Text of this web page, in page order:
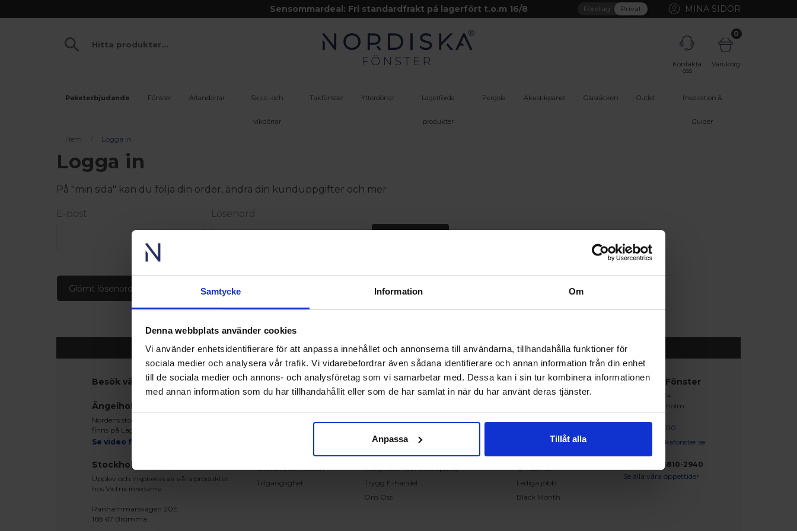
Samtycke Information Om
Denna webbplats använder cookies
Vi använder enhetsidentifierare för att anpassa innehållet och annonserna till användarna, tillhandahålla funktioner för
sociala medier och analysera vår trafik. Vi vidarebefordrar även sådana identifierare och annan information från din enhet
till de sociala medier och annons- och analysföretag som vi samarbetar med. Dessa kan i sin tur kombinera informationen
med annan information som du har tillhandahållit eller som de har samlat in när du har använt deras tjänster.
Anpassa Tillåt alla
Sensommardeal: Fri standardfrakt på lagerfört t.o.m 16/8 Företag Privat MINA SIDOR
Kontakta
oss
0
Varukorg
Paketerbjudande Fönster Altandörrar Skjut- och
vikdörrar
Takfönster Ytterdörrar Lagerförda
produkter
Pergola Akustikpanel Glasräcken Outlet Inspiration &
Guider
Hem Logga in
Logga in
På "min sida" kan du följa din order, ändra din kunduppgifter och mer
E-post Lösenord
Glömt lösenord Skapa konto
RING OSS PÅ 0431 - 37 14 00
Besök våra utställningar
Ängelholm
Nordens största fönsterutställning
finns på Lagegatan 24 i Ängelholm
Se video från vårt showroom
Stockholm
Upplev och inspireras av våra produkter
hos Victrix inredarna.
Ranhammarsvägen 20E
168 67 Bromma
Kundservice
Kontakta oss
Beställning och offert
Monteringsanvisningar
Teknisk information
Tillgänglighet
Handla på Nordiska Fönster
Köpvillkor
Om ditt köp
Betalnings & leveransvillkor
Ångerrätt & återbetalning
Garantier
Integritets- och cookiepolicy
Trygg E-handel
Om Oss
Snabblänkar
Monterat och klart
Inspiration
Vanliga frågor och svar
Återförsäljare
Omdömen
Lediga jobb
Black Month
Nordiska Fönster
Lagegatan 24
262 71 Ängelholm
0431 - 37 14 00
info@nordiskafonster.se
Org Nr: 556810-2940
Se alla våra öppettider